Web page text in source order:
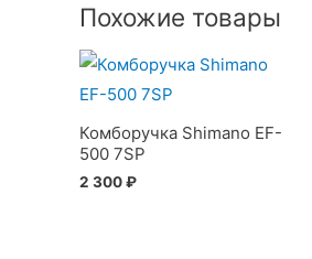
Похожие товары
Комборучка Shimano EF-
500 7SP
2 300₽